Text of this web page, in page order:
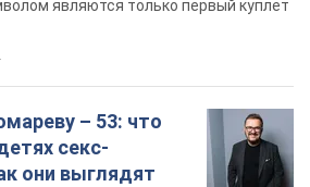
являются только первый куплет
– 53: что
секс-
они выглядят